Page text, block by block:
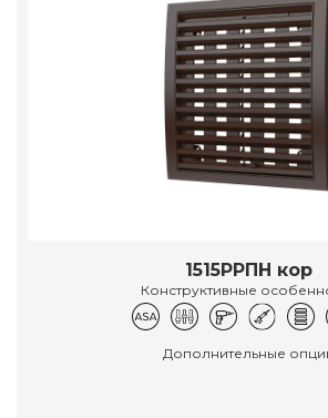
1515РРПН кор
Конструктивные
Дополнительные